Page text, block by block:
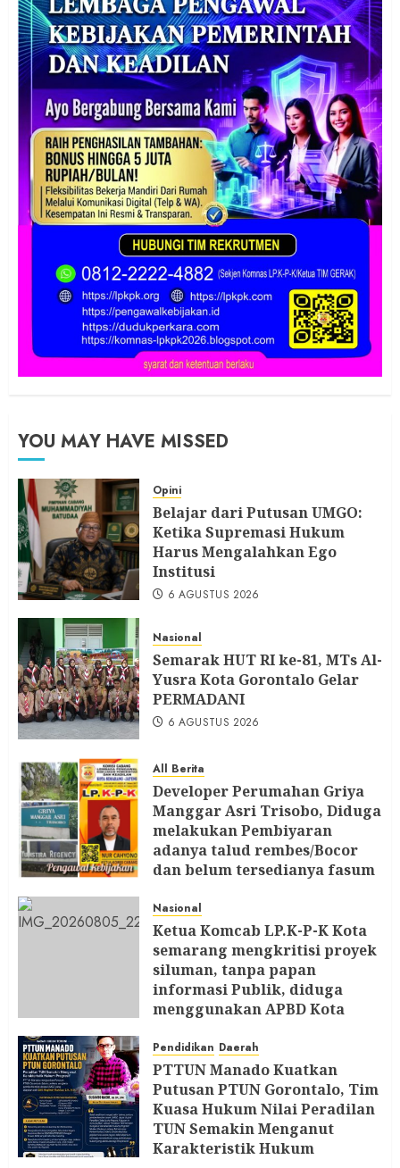
YOU MAY HAVE MISSED
Opini
Belajar dari Putusan UMGO:
Ketika Supremasi Hukum
Harus Mengalahkan Ego
Institusi
6 AGUSTUS 2026
Nasional
Semarak HUT RI ke-81, MTs Al-
Yusra Kota Gorontalo Gelar
PERMADANI
6 AGUSTUS 2026
All Berita
Developer Perumahan Griya
Manggar Asri Trisobo, Diduga
melakukan Pembiyaran
adanya talud rembes/Bocor
dan belum tersedianya fasum
segera Bersurat
6 AGUSTUS 2026
Nasional
Ketua Komcab LP.K-P-K Kota
semarang mengkritisi proyek
siluman, tanpa papan
informasi Publik, diduga
menggunakan APBD Kota
5 AGUSTUS 2026
Pendidikan Daerah
PTTUN Manado Kuatkan
Putusan PTUN Gorontalo, Tim
Kuasa Hukum Nilai Peradilan
TUN Semakin Menganut
Karakteristik Hukum